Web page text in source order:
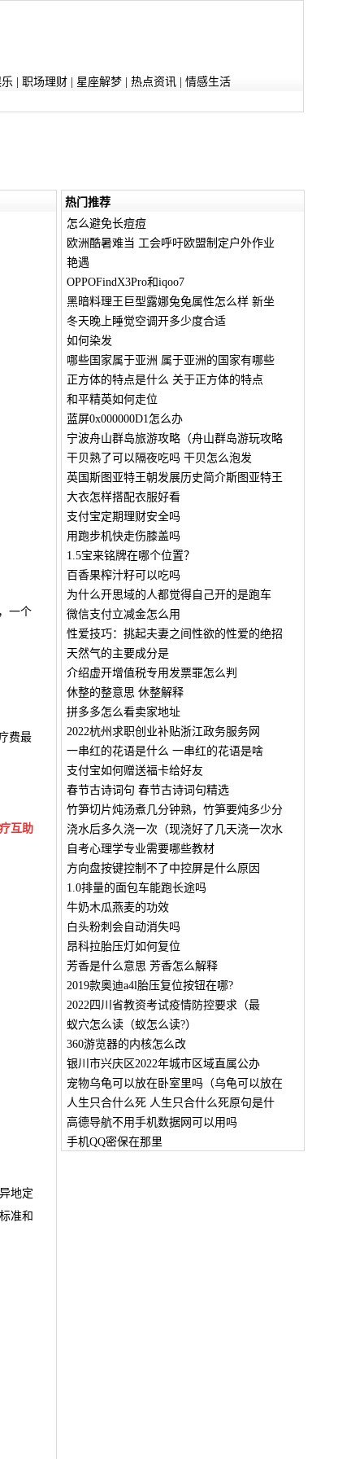
职场理财| 星座解梦| 热点资讯| 情感生活
一个
费最
互助
地定
准和
热门推荐
怎么避免长痘痘
欧洲酷暑难当 工会呼吁欧盟制定户外作业
艳遇
OPPOFindX3Pro和iqoo7
黑暗料理王巨型露娜兔兔属性怎么样 新坐
冬天晚上睡觉空调开多少度合适
如何染发
哪些国家属于亚洲 属于亚洲的国家有哪些
正方体的特点是什么 关于正方体的特点
和平精英如何走位
蓝屏0x000000D1怎么办
宁波舟山群岛旅游攻略（舟山群岛游玩攻略
干贝熟了可以隔夜吃吗 干贝怎么泡发
英国斯图亚特王朝发展历史简介斯图亚特王
大衣怎样搭配衣服好看
支付宝定期理财安全吗
用跑步机快走伤膝盖吗
1.5宝来铭牌在哪个位置？
百香果榨汁籽可以吃吗
为什么开思域的人都觉得自己开的是跑车
微信支付立减金怎么用
性爱技巧：挑起夫妻之间性欲的性爱的绝招
天然气的主要成分是
介绍虚开增值税专用发票罪怎么判
休整的整意思 休整解释
拼多多怎么看卖家地址
2022杭州求职创业补贴浙江政务服务网
一串红的花语是什么 一串红的花语是啥
支付宝如何赠送福卡给好友
春节古诗词句 春节古诗词句精选
竹笋切片炖汤煮几分钟熟，竹笋要炖多少分
浇水后多久浇一次（现浇好了几天浇一次水
自考心理学专业需要哪些教材
方向盘按键控制不了中控屏是什么原因
1.0排量的面包车能跑长途吗
牛奶木瓜燕麦的功效
白头粉刺会自动消失吗
昂科拉胎压灯如何复位
芳香是什么意思 芳香怎么解释
2019款奥迪a4l胎压复位按钮在哪?
2022四川省教资考试疫情防控要求（最
蚁穴怎么读（蚁怎么读?）
360游览器的内核怎么改
银川市兴庆区2022年城市区域直属公办
宠物乌龟可以放在卧室里吗（乌龟可以放在
人生只合什么死 人生只合什么死原句是什
高德导航不用手机数据网可以用吗
手机QQ密保在那里